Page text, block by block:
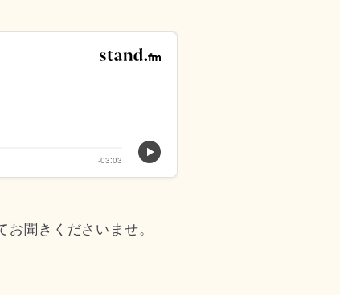
聞きくださいませ。